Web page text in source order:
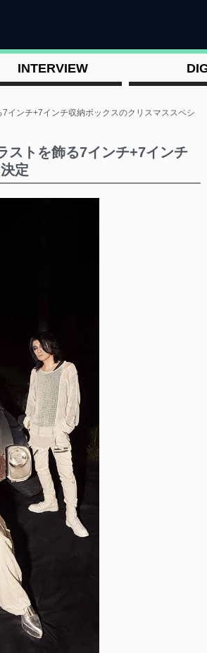
INTERVIEW
インチ+7インチ収納ボックスのクリスマススペシ
ストを飾る7インチ+7インチ
定